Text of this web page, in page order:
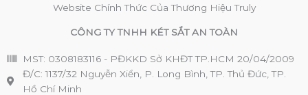
Website Chính Thức Của Thương Hiệu Truly
CÔNG TY TNHH KÉT SẮT AN TOÀN
MST: 0308183116 - PĐKKD Sở KHĐT TP.HCM 20/04/2009
Đ/C: 1137/32 Nguyễn Xiển, P. Long Bình, TP. Thủ Đức, TP.
Hồ Chí Minh